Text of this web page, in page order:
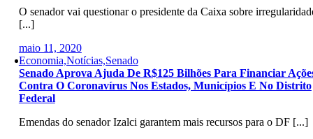
O senador vai questionar o presidente da Caixa sobre
[...]
maio 11, 2020
Economia,Notícias,Senado
Senado Aprova Ajuda De R$125 Bilhões Para Financiar
Contra O Coronavírus Nos Estados, Municípios E No Distrito
Federal
Emendas do senador Izalci garantem mais recursos para o DF [...]